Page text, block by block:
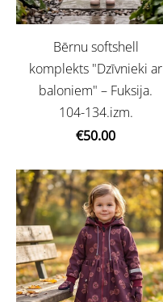
Bērnu softshell
komplekts "Dzīvnieki ar
baloniem" – Fuksija.
104-134.izm.
€50.00